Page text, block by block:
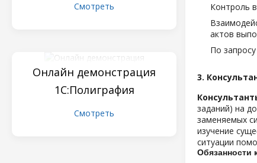
Смотреть
Онлайн демонстрация
1С:Полиграфия
Смотреть
Контроль
актов
По
3.
заданий) на
заменяемых
изучение
ситуации
Обязанности